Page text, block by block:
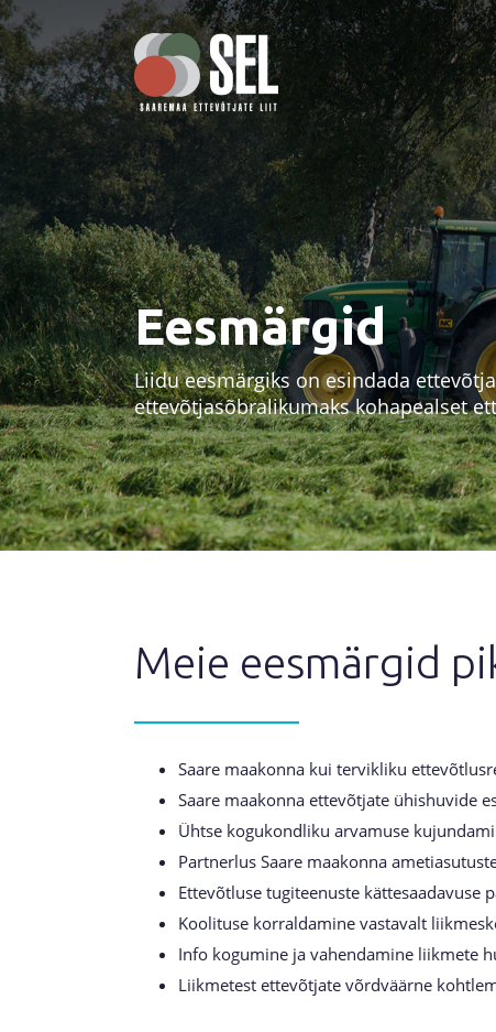
Eesmärgid
Liidu eesmärgiks on esindada
ettevõtjasõbralikumaks kohapealset
Meie eesmärgid
Saare maakonna kui tervikliku
Saare maakonna ettevõtjate ühishuvide
Ühtse kogukondliku arvamuse
Partnerlus Saare maakonna
Ettevõtluse tugiteenuste kättesaadavuse
Koolituse korraldamine vastavalt
Info kogumine ja vahendamine liikmete
Liikmetest ettevõtjate võrdväärne